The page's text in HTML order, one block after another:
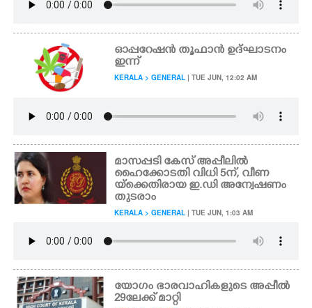
ഓപ്പറേഷൻ തൂഫാൻ ഉദ്ഘാടനം
ഇന്ന്
KERALA > GENERAL | TUE JUN, 12:02 AM
മാസപ്പടി കേസ് അപ്പീലിൽ
ഹൈക്കോടതി വിധി 5ന്, വീണ
യ്ക്കെതിരായ ഇ.ഡി അന്വേഷണം
തുടരാം
KERALA > GENERAL | TUE JUN, 1:03 AM
യോഗം ഭാരവാഹികളുടെ അപ്പീൽ
29ലേക്ക് മാറ്റി